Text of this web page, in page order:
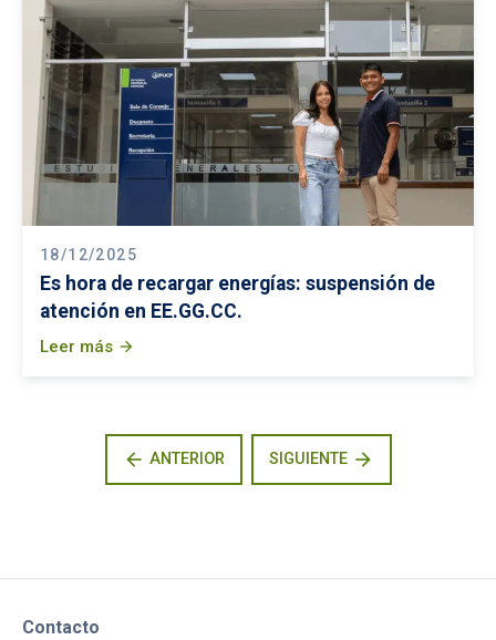
18/12/2025
Es hora de recargar energías: suspensión de
atención en EE.GG.CC.
Leer más arrow_forward
arrow_back ANTERIOR SIGUIENTE arrow_forward
Contacto